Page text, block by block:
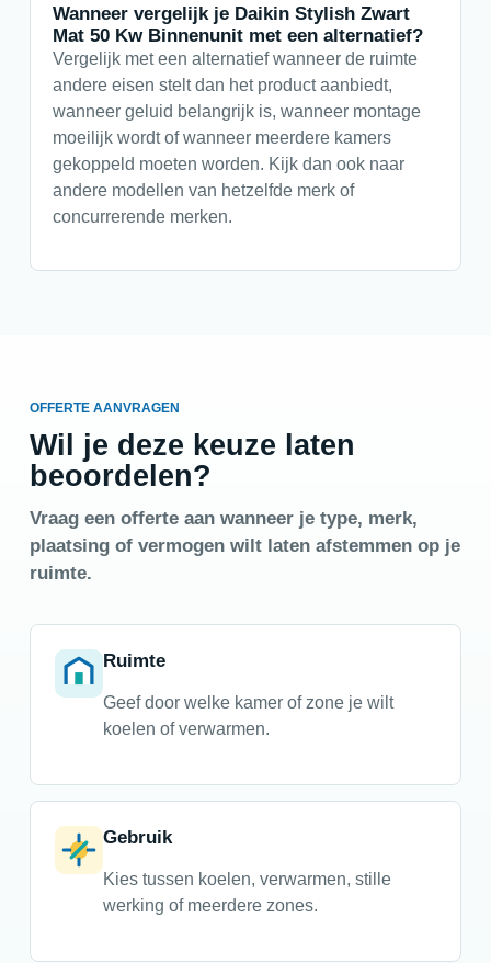
Wanneer vergelijk je Daikin Stylish Zwart
Mat 50 Kw Binnenunit met een alternatief?
Vergelijk met een alternatief wanneer de ruimte
andere eisen stelt dan het product aanbiedt,
wanneer geluid belangrijk is, wanneer montage
moeilijk wordt of wanneer meerdere kamers
gekoppeld moeten worden. Kijk dan ook naar
andere modellen van hetzelfde merk of
concurrerende merken.
OFFERTE AANVRAGEN
Wil je deze keuze laten
beoordelen?
Vraag een offerte aan wanneer je type, merk,
plaatsing of vermogen wilt laten afstemmen op je
ruimte.
Ruimte
Geef door welke kamer of zone je wilt
koelen of verwarmen.
Gebruik
Kies tussen koelen, verwarmen, stille
werking of meerdere zones.